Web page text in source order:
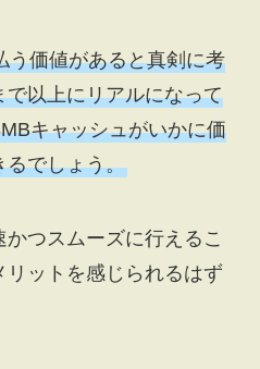
う価値があると真剣に考
以上にリアルになって
キャッシュがいかに価
るでしょう。
つスムーズに行えるこ
リットを感じられるはず